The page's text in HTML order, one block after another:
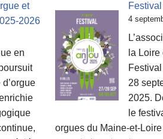
et
2026
en
4
la
28
2025.
le
orgues du Maine-et-